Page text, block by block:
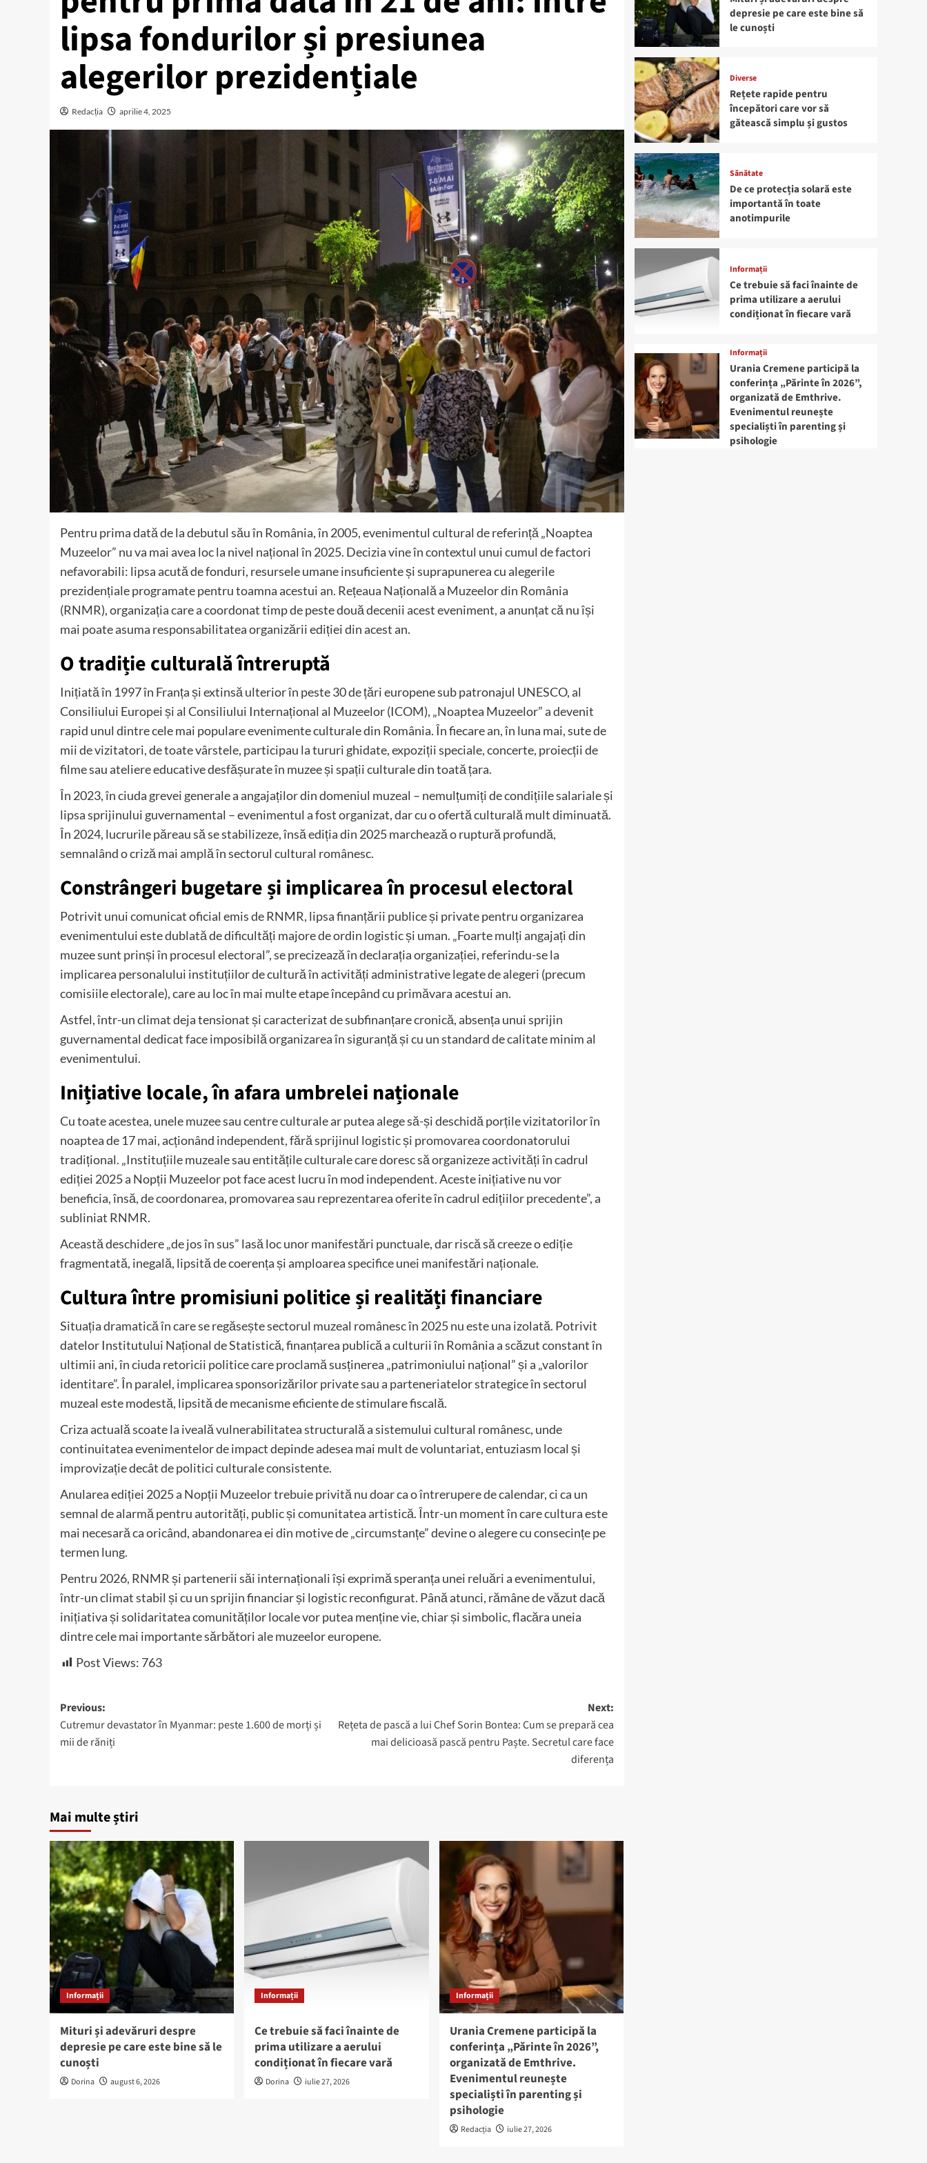
lipsa fondurilor și presiunea
alegerilor prezidențiale
Redacția aprilie 4, 2025
Pentru prima dată de la debutul său în România, în 2005, evenimentul cultural de referință „Noaptea
Muzeelor” nu va mai avea loc la nivel național în 2025. Decizia vine în contextul unui cumul de factori
nefavorabili: lipsa acută de fonduri, resursele umane insuficiente și suprapunerea cu alegerile
prezidențiale programate pentru toamna acestui an. Rețeaua Națională a Muzeelor din România
(RNMR), organizația care a coordonat timp de peste două decenii acest eveniment, a anunțat că nu își
mai poate asuma responsabilitatea organizării ediției din acest an.
O tradiție culturală întreruptă
Inițiată în 1997 în Franța și extinsă ulterior în peste 30 de țări europene sub patronajul UNESCO, al
Consiliului Europei și al Consiliului Internațional al Muzeelor (ICOM), „Noaptea Muzeelor” a devenit
rapid unul dintre cele mai populare evenimente culturale din România. În fiecare an, în luna mai, sute de
mii de vizitatori, de toate vârstele, participau la tururi ghidate, expoziții speciale, concerte, proiecții de
filme sau ateliere educative desfășurate în muzee și spații culturale din toată țara.
În 2023, în ciuda grevei generale a angajaților din domeniul muzeal – nemulțumiți de condițiile salariale și
lipsa sprijinului guvernamental – evenimentul a fost organizat, dar cu o ofertă culturală mult diminuată.
În 2024, lucrurile păreau să se stabilizeze, însă ediția din 2025 marchează o ruptură profundă,
semnalând o criză mai amplă în sectorul cultural românesc.
Constrângeri bugetare și implicarea în procesul electoral
Potrivit unui comunicat oficial emis de RNMR, lipsa finanțării publice și private pentru organizarea
evenimentului este dublată de dificultăți majore de ordin logistic și uman. „Foarte mulți angajați din
muzee sunt prinși în procesul electoral”, se precizează în declarația organizației, referindu-se la
implicarea personalului instituțiilor de cultură în activități administrative legate de alegeri (precum
comisiile electorale), care au loc în mai multe etape începând cu primăvara acestui an.
Astfel, într-un climat deja tensionat și caracterizat de subfinanțare cronică, absența unui sprijin
guvernamental dedicat face imposibilă organizarea în siguranță și cu un standard de calitate minim al
evenimentului.
Inițiative locale, în afara umbrelei naționale
Cu toate acestea, unele muzee sau centre culturale ar putea alege să-și deschidă porțile vizitatorilor în
noaptea de 17 mai, acționând independent, fără sprijinul logistic și promovarea coordonatorului
tradițional. „Instituțiile muzeale sau entitățile culturale care doresc să organizeze activități în cadrul
ediției 2025 a Nopții Muzeelor pot face acest lucru în mod independent. Aceste inițiative nu vor
beneficia, însă, de coordonarea, promovarea sau reprezentarea oferite în cadrul edițiilor precedente”, a
subliniat RNMR.
Această deschidere „de jos în sus” lasă loc unor manifestări punctuale, dar riscă să creeze o ediție
fragmentată, inegală, lipsită de coerența și amploarea specifice unei manifestări naționale.
Cultura între promisiuni politice și realități financiare
Situația dramatică în care se regăsește sectorul muzeal românesc în 2025 nu este una izolată. Potrivit
datelor Institutului Național de Statistică, finanțarea publică a culturii în România a scăzut constant în
ultimii ani, în ciuda retoricii politice care proclamă susținerea „patrimoniului național” și a „valorilor
identitare”. În paralel, implicarea sponsorizărilor private sau a parteneriatelor strategice în sectorul
muzeal este modestă, lipsită de mecanisme eficiente de stimulare fiscală.
Criza actuală scoate la iveală vulnerabilitatea structurală a sistemului cultural românesc, unde
continuitatea evenimentelor de impact depinde adesea mai mult de voluntariat, entuziasm local și
improvizație decât de politici culturale consistente.
Anularea ediției 2025 a Nopții Muzeelor trebuie privită nu doar ca o întrerupere de calendar, ci ca un
semnal de alarmă pentru autorități, public și comunitatea artistică. Într-un moment în care cultura este
mai necesară ca oricând, abandonarea ei din motive de „circumstanțe” devine o alegere cu consecințe pe
termen lung.
Pentru 2026, RNMR și partenerii săi internaționali își exprimă speranța unei reluări a evenimentului,
într-un climat stabil și cu un sprijin financiar și logistic reconfigurat. Până atunci, rămâne de văzut dacă
inițiativa și solidaritatea comunităților locale vor putea menține vie, chiar și simbolic, flacăra uneia
dintre cele mai importante sărbători ale muzeelor europene.
Post Views: 763
Post
navigation
Previous:
Cutremur devastator în Myanmar: peste 1.600 de morți și
mii de răniți
Next:
Rețeta de pască a lui Chef Sorin Bontea: Cum se prepară cea
mai delicioasă pască pentru Paște. Secretul care face
diferența
Mai multe știri
Informații
Mituri și adevăruri despre
depresie pe care este bine să le
cunoști
Dorina august 6, 2026
Informații
Ce trebuie să faci înainte de
prima utilizare a aerului
condiționat în fiecare vară
Dorina iulie 27, 2026
Informații
Urania Cremene participă la
conferința „Părinte în 2026”,
organizată de Emthrive.
Evenimentul reunește
specialiști în parenting și
psihologie
Redacția iulie 27, 2026
depresie pe care este bine să
le cunoști
Diverse
Rețete rapide pentru
începători care vor să
gătească simplu și gustos
Sănătate
De ce protecția solară este
importantă în toate
anotimpurile
Informații
Ce trebuie să faci înainte de
prima utilizare a aerului
condiționat în fiecare vară
Informații
Urania Cremene participă la
conferința „Părinte în 2026”,
organizată de Emthrive.
Evenimentul reunește
specialiști în parenting și
psihologie